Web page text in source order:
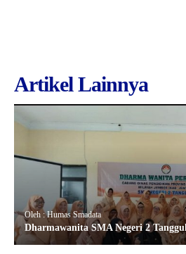
Artikel Lainnya
Oleh : Humas Smadata
Dharmawanita SMA Negeri 2 Tanggul